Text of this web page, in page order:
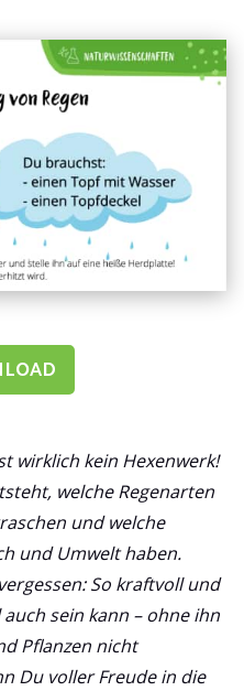
wirklich kein Hexenwerk!
welche Regenarten
und welche
und Umwelt haben.
So kraftvoll und
sein kann – ohne ihn
Pflanzen nicht
Du voller Freude in die